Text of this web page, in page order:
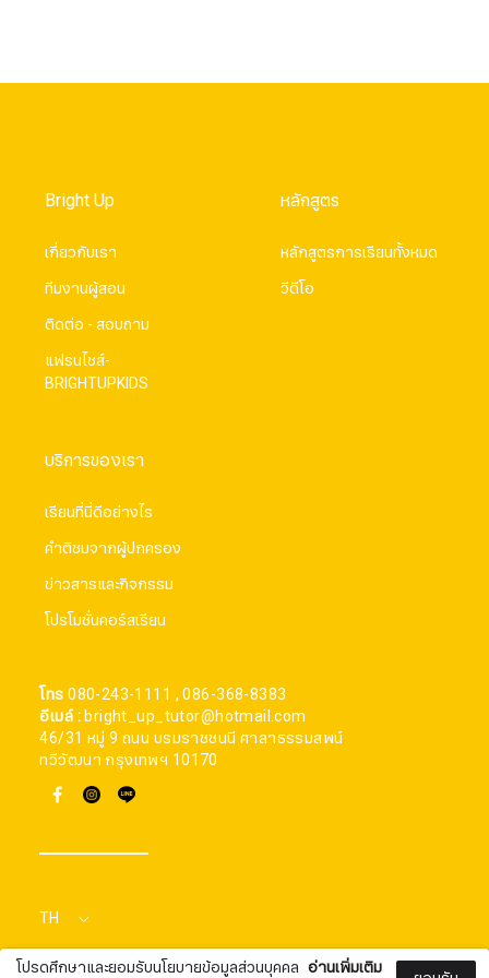
โปรดศึกษาและยอมรับนโยบายข้อมูลส่วนบุคคล อ่านเพิ่มเติม
Bright Up
เกี่ยวกับเรา
ทีมงานผู้สอน
ติดต่อ - สอบถาม
แฟรนไชส์-
BRIGHTUPKIDS
หลักสูตร
หลักสูตรการเรียนทั้งหมด
วีดีโอ
บริการของเรา
เรียนที่นี่ดีอย่างไร
คำติชมจากผู้ปกครอง
ข่าวสารและกิจกรรม
โปรโมชั่นคอร์สเรียน
โทร080-243-1111 , 086-368-8383
อีเมล์ :bright_up_tutor@hotmail.com
46/31 หมู่ 9 ถนน บรมราชชนนี ศาลาธรรมสพน์
ทวีวัฒนา กรุงเทพฯ 10170
TH
สมัครรับจดหมายข่าว
นามสกุล